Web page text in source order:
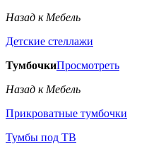
Назад к Мебель
Детские стеллажи
ТумбочкиПросмотреть
Назад к Мебель
Прикроватные тумбочки
Тумбы под ТВ